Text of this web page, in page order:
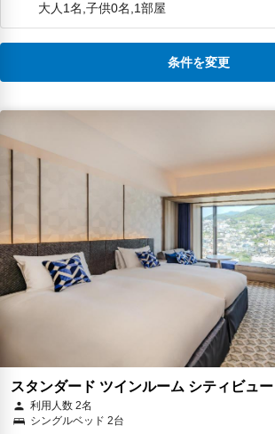
大人1名,子供0名,1部屋
条件を変更
スタンダード ツインルーム シティビュー
利用人数 2名
シングルベッド 2台